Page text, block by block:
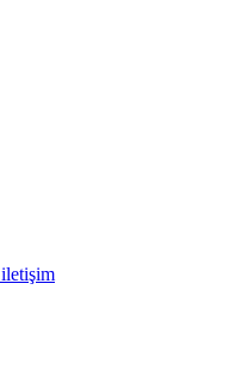
iletişim